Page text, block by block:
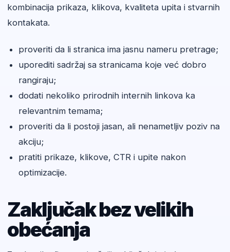
kombinacija prikaza, klikova, kvaliteta upita i stvarnih
kontakata.
proveriti da li stranica ima jasnu nameru pretrage;
uporediti sadržaj sa stranicama koje već dobro
rangiraju;
dodati nekoliko prirodnih internih linkova ka
relevantnim temama;
proveriti da li postoji jasan, ali nenametljiv poziv na
akciju;
pratiti prikaze, klikove, CTR i upite nakon
optimizacije.
Zaključak bez velikih
obećanja